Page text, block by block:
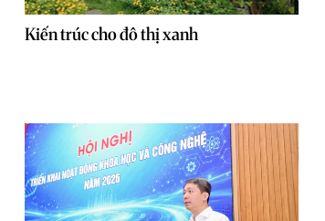
Kiến trúc cho đô thị xanh